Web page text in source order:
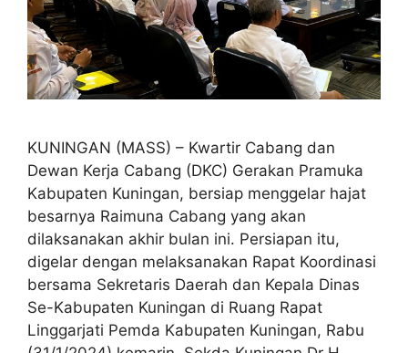
KUNINGAN (MASS) – Kwartir Cabang dan
Dewan Kerja Cabang (DKC) Gerakan Pramuka
Kabupaten Kuningan, bersiap menggelar hajat
besarnya Raimuna Cabang yang akan
dilaksanakan akhir bulan ini. Persiapan itu,
digelar dengan melaksanakan Rapat Koordinasi
bersama Sekretaris Daerah dan Kepala Dinas
Se-Kabupaten Kuningan di Ruang Rapat
Linggarjati Pemda Kabupaten Kuningan, Rabu